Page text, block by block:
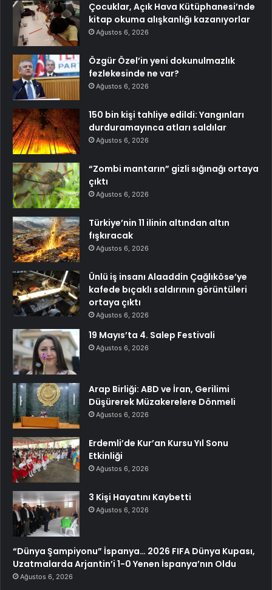
Çocuklar, Açık Hava Kütüphanesi’nde
kitap okuma alışkanlığı kazanıyorlar
Ağustos 6, 2026
Özgür Özel’in yeni dokunulmazlık
fezlekesinde ne var?
Ağustos 6, 2026
150 bin kişi tahliye edildi: Yangınları
durduramayınca atları saldılar
Ağustos 6, 2026
“Zombi mantarın” gizli sığınağı ortaya
çıktı
Ağustos 6, 2026
Türkiye’nin 11 ilinin altından altın
fışkıracak
Ağustos 6, 2026
Ünlü iş insanı Alaaddin Çağlıköse’ye
kafede bıçaklı saldırının görüntüleri
ortaya çıktı
Ağustos 6, 2026
19 Mayıs’ta 4. Salep Festivali
Ağustos 6, 2026
Arap Birliği: ABD ve İran, Gerilimi
Düşürerek Müzakerelere Dönmeli
Ağustos 6, 2026
Erdemli’de Kur’an Kursu Yıl Sonu
Etkinliği
Ağustos 6, 2026
3 Kişi Hayatını Kaybetti
Ağustos 6, 2026
“Dünya Şampiyonu” İspanya… 2026 FIFA Dünya Kupası,
Uzatmalarda Arjantin’i 1-0 Yenen İspanya’nın Oldu
Ağustos 6, 2026